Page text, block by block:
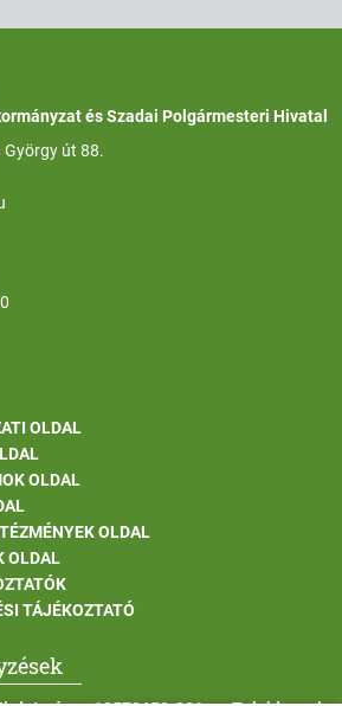
és Szadai Polgármesteri Hivatal
György út 88.
OLDAL
OLDAL
OLDAL
OLDAL
TÁJÉKOZTATÓ